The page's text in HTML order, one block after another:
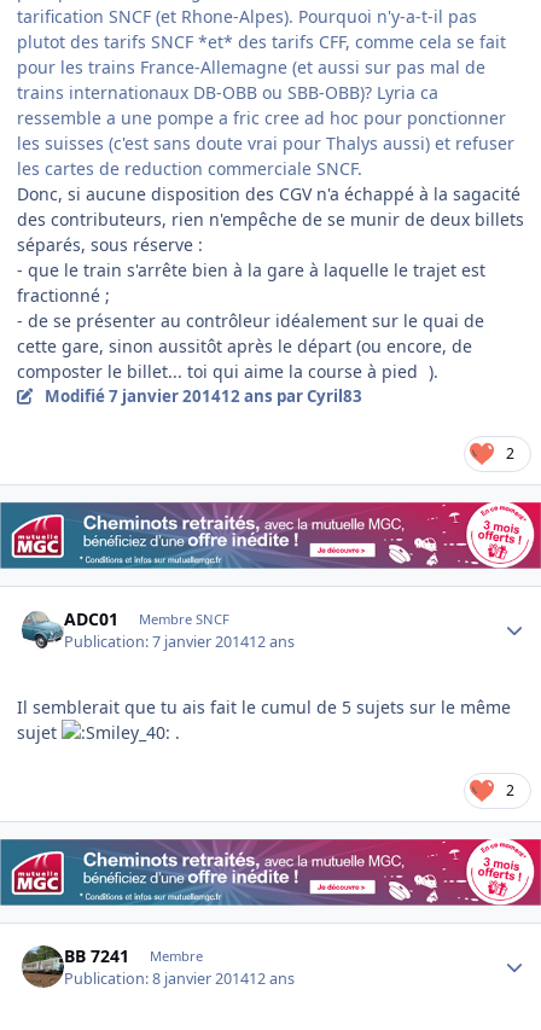
tarification SNCF (et Rhone-Alpes). Pourquoi n'y-a-t-il pas
plutot des tarifs SNCF *et* des tarifs CFF, comme cela se fait
pour les trains France-Allemagne (et aussi sur pas mal de
trains internationaux DB-OBB ou SBB-OBB)? Lyria ca
ressemble a une pompe a fric cree ad hoc pour ponctionner
les suisses (c'est sans doute vrai pour Thalys aussi) et refuser
les cartes de reduction commerciale SNCF.
Donc, si aucune disposition des CGV n'a échappé à la sagacité
des contributeurs, rien n'empêche de se munir de deux billets
séparés, sous réserve :
- que le train s'arrête bien à la gare à laquelle le trajet est
fractionné ;
- de se présenter au contrôleur idéalement sur le quai de
cette gare, sinon aussitôt après le départ (ou encore, de
composter le billet... toi qui aime la course à pied ).
Modifié7 janvier 201412 ans par Cyril83
2
ADC01 Membre SNCF
Publication:7 janvier 201412 ans
Il semblerait que tu ais fait le cumul de 5 sujets sur le même
sujet
.
2
BB 7241 Membre
Publication:8 janvier 201412 ans